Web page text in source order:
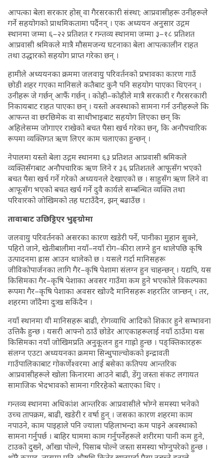
आपत्का बेला सरकार होस् वा गैरसरकारी संस्था; आप्रवासीहरू उनीहरूले
गर्ने सहयोगको प्राथमिकतामा पर्दैनन् । एक अध्ययन अनुसार उद्गम
स्थानमा जम्मा ६–२२ प्रतिशत र गन्तव्य स्थानमा जम्मा ३–१८ प्रतिशत
आप्रवासी श्रमिकले मात्रै मौसमजन्य घटनाका बेला आपत्कालीन राहत
तथा उद्धारको सहयोग प्राप्त गरेका छन् ।
हामीले अध्ययनका क्रममा जलवायु परिवर्तनको प्रभावका कारण गाउँ
छोडी शहर गएका मानिसले कतैबाट कुनै पनि सहयोग पाएका थिएनन् ।
उनीहरू जे गर्छन् आफैं गर्छन् । कोही–कोहीले मात्रै सरकारी र गैरसरकारी
निकायबाट राहत पाएका छन् । यस्तो अवस्थाको सामना गर्न उनीहरूले कि
आफन्त वा छरछिमेक वा साथीभाइबाट सहयोग लिएका छन् कि
अहिलेसम्म जोगाएर राखेको बचत पैसा खर्च गरेका छन्, कि अनौपचारिक
रूपमा व्यक्तिगत ऋण लिएर काम चलाएका हुन्छन् ।
नेपालमा यस्तो बेला उद्गम स्थानमा ६३ प्रतिशत आप्रवासी श्रमिकले
व्यक्तिसँगबाट अनौपचारिक ऋण लिने र ३६ प्रतिशतले आफूसँग भएको
बचत पैसा खर्च गर्ने गरेको अध्ययनले देखाएको छ । साहुसँग ऋण लिने वा
आफूसँग भएको बचत खर्च गर्ने दुवै कार्यले सम्बन्धित व्यक्ति तथा
परिवारको जोखिमको तह घटाउँदैन, झन् बढाउँछ ।
तावाबाट उछिट्टिएर भुङ्ग्रोमा
जलवायु परिवर्तनको असरका कारण खडेरी पर्ने, पानीका मुहान सुक्ने,
पहिरो जाने, खेतीबालीमा नयाँ–नयाँ रोग–कीरा लाग्ने हुन थालेपछि कृषि
उत्पादनमा ह्रास आउन थालेको छ । यसले गर्दा मानिसहरू
जीविकोपार्जनका लागि गैर–कृषि पेशामा संलग्न हुन चाहन्छन् । यद्यपि, यस
किसिमका गैर–कृषि पेशाका अवसर गाउँमा कम हुने भएकोले विकल्पका
रूपमा गैर–कृषि पेशाका अवसर खोज्दै मानिसहरू शहरतिर जान्छन् । तर,
शहरमा जाँदैमा दुःख सकिंदैन ।
नयाँ स्थानमा यी मानिसहरू बाढी, रोगव्याधि आदिको शिकार हुने सम्भावना
उत्तिकै हुन्छ । यसरी आफ्नो ठाउँ छोडेर आएकाहरूलाई नयाँ ठाउँमा यस
किसिमका नयाँ जोखिमप्रति अनुकूलन हुन गाह्रो हुन्छ । पङ्क्तिकारहरू
संलग्न एउटा अध्ययनका क्रममा सिन्धुपाल्चोकको इन्द्रावती
गाउँपालिकाबाट गोकर्णेश्वरमा आई बसेका कतिपय आन्तरिक
आप्रवासीहरूले खोला किनारमा आउने बाढी, डेंगु जस्ता संकट लगायत
सामाजिक भेदभावको सामना गरिरहेको बताएका थिए ।
गन्तव्य स्थानमा अधिकांश आन्तरिक आप्रवासीले भोग्ने समस्या भनेको
उच्च तापक्रम, बाढी, खडेरी र वर्षा हुन् । जसका कारण शहरमा काम
नपाउने, काम पाइहाले पनि ज्याला पहिलाभन्दा कम पाइने अवस्थाको
सामना गर्नुपर्छ । बाहिर घाममा काम गर्नुपर्नेहरूले शरीरमा पानी कम हुने,
टाउको दुख्ने, आँखा पोल्ने, पिसाब पोल्ने जस्ता समस्या भोग्नुपरेको हुन्छ ।